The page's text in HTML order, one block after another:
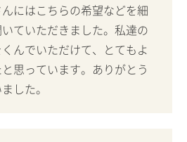
にはこちらの希望などを細
ていただきました。私達の
んでいただけて、とてもよ
思っています。ありがとう
した。